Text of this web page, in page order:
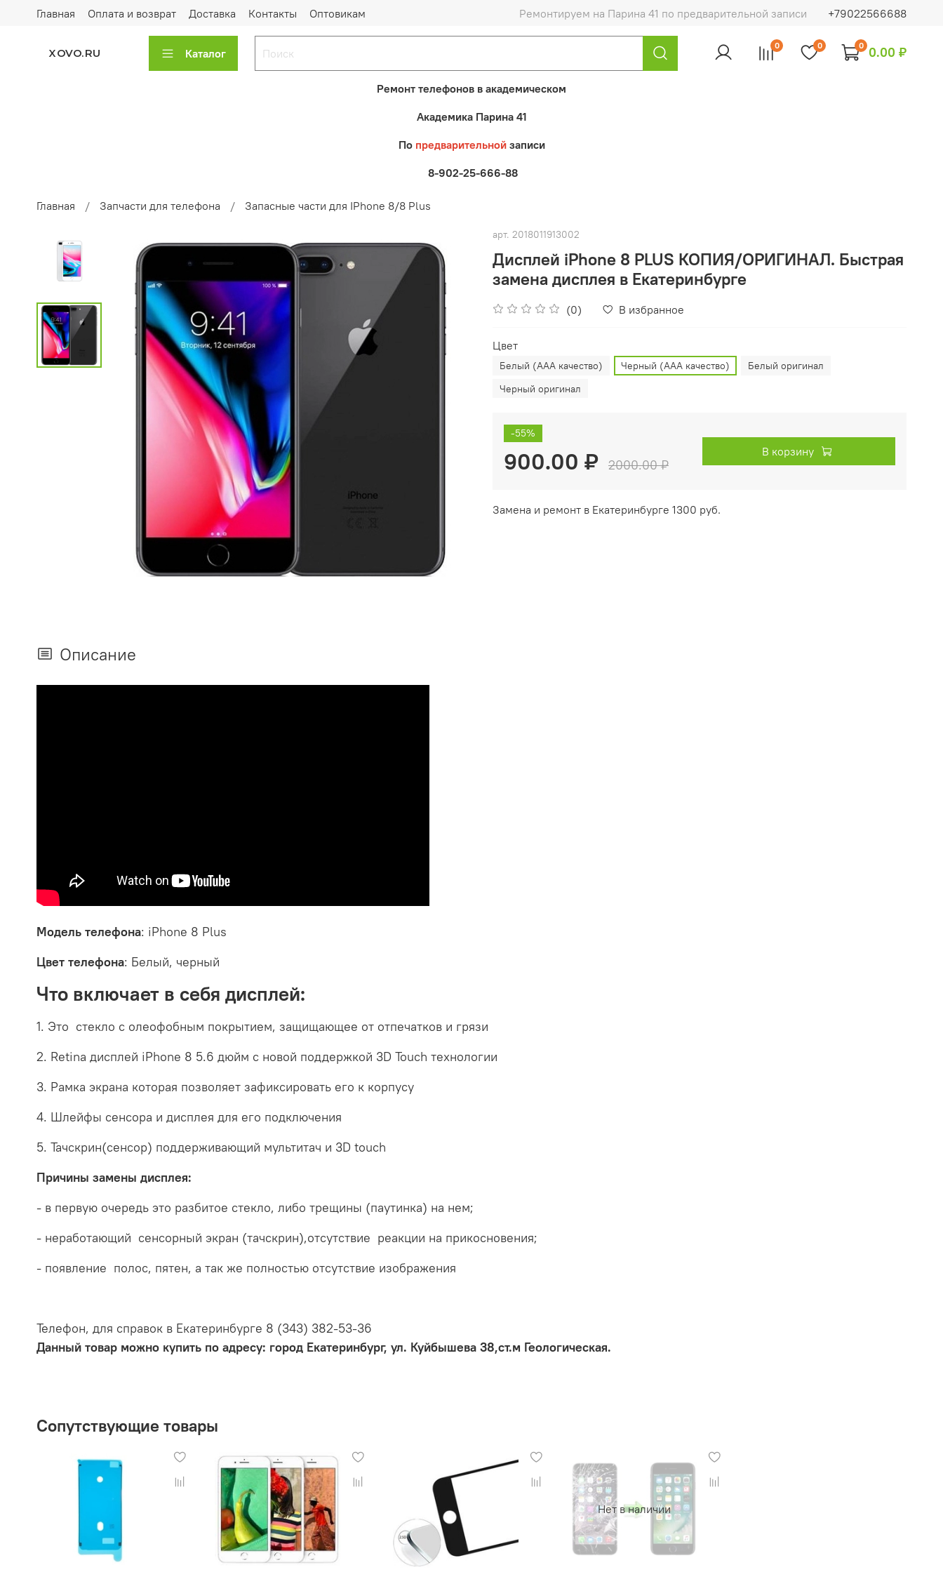
Главная Оплата и возврат Доставка Контакты Оптовикам Ремонтируем на Парина 41 по предварительной записи +79022566688
XOVO.RU Каталог
0 0 0 0.00 ₽
Ремонт телефонов в академическом
Академика Парина 41
По предварительнойзаписи
8-902-25-666-88
Главная Запчасти для телефона Запасные части для IPhone 8/8 Plus
арт. 2018011913002
Дисплей iPhone 8 PLUS КОПИЯ/ОРИГИНАЛ. Быстрая
замена дисплея в Екатеринбурге
(0) В избранное
Цвет
Белый (AAA качество) Черный (AAA качество)
Белый оригинал
Черный оригинал
-55%
900.00 ₽ 2000.00 ₽
В корзину
Замена и ремонт в Екатеринбурге 1300 руб.
Описание
Модель телефона: iPhone 8 Plus
Цвет телефона: Белый, черный
Что включает в себя дисплей:
1. Это стекло с олеофобным покрытием, защищающее от отпечатков и грязи
2. Retina дисплей iPhone 8 5.6 дюйм с новой поддержкой 3D Touch технологии
3. Рамка экрана которая позволяет зафиксировать его к корпусу
4. Шлейфы сенсора и дисплея для его подключения
5. Тачскрин(сенсор) поддерживающий мультитач и 3D touch
Причины замены дисплея:
- в первую очередь это разбитое стекло, либо трещины (паутинка) на нем;
- неработающий сенсорный экран (тачскрин),отсутствие реакции на прикосновения;
- появление полос, пятен, а так же полностью отсутствие изображения
Телефон, для справок в Екатеринбурге 8 (343) 382-53-36
Данный товар можно купить по адресу: город Екатеринбург, ул. Куйбышева 38,ст.м Геологическая.
Сопутствующие товары
Нет в наличии